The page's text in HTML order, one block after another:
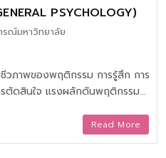
PSYCHOLOGY)
ณ์มหาวิทยาลัย
วภาพของพฤติกรรม การรู้สึก การ
รตัดสินใจ แรงผลักดันพฤติกรรม
Read More